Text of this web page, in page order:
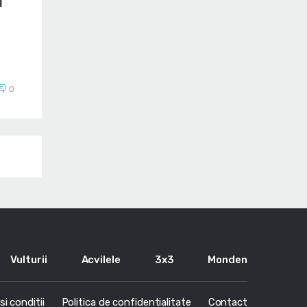
0
Vulturii Acvilele 3x3 Monden
conditii Politica de confidentialitate Contact